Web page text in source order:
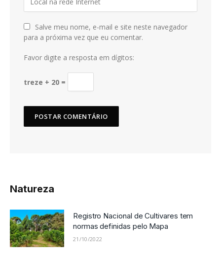
Salve meu nome, e-mail e site neste navegador
para a próxima vez que eu comentar.
Favor digite a resposta em dígitos:
treze + 20 =
Natureza
Registro Nacional de Cultivares tem
normas definidas pelo Mapa
21/10/2022